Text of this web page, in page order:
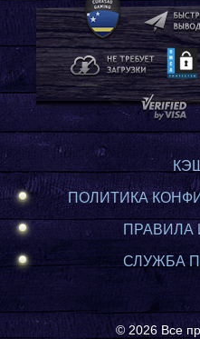
ПОЛИТИКА
ПРАВИЛА
СЛУЖБА
© 2026 Все